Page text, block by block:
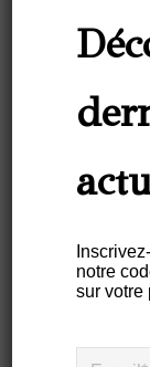
«Il
de
notre
sur votre